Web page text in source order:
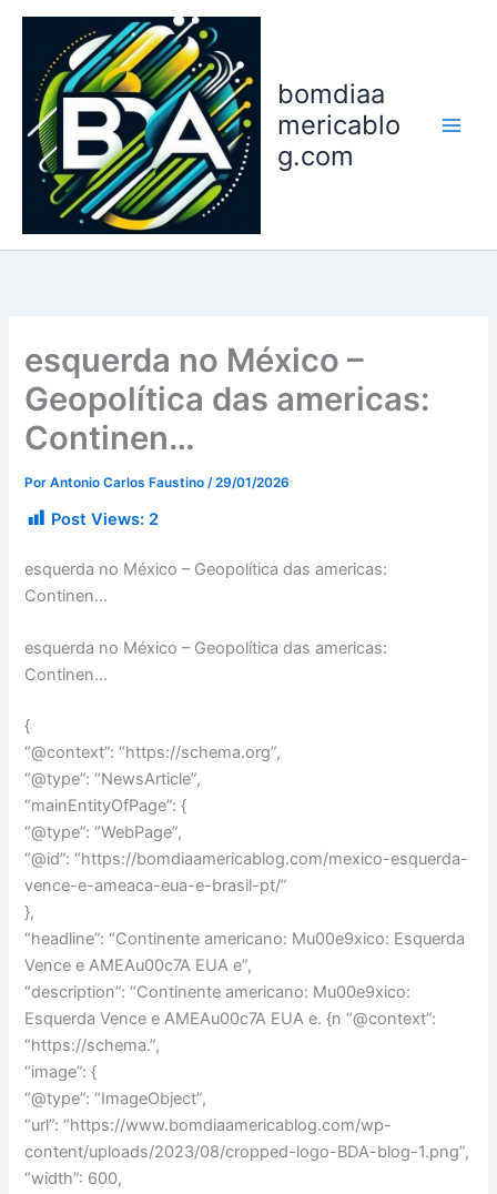
conteúdo
bomdiaa
mericablo
g.com
esquerda no México –
Geopolítica das americas:
Continen…
PorAntonio Carlos Faustino /29/01/2026
Post Views: 2
esquerda no México – Geopolítica das americas:
Continen…
esquerda no México – Geopolítica das americas:
Continen…
{
“@context”: “https://schema.org”,
“@type”: “NewsArticle”,
“mainEntityOfPage”: {
“@type”: “WebPage”,
“@id”: “https://bomdiaamericablog.com/mexico-esquerda-
vence-e-ameaca-eua-e-brasil-pt/”
},
“headline”: “Continente americano: Mu00e9xico: Esquerda
Vence e AMEAu00c7A EUA e”,
“description”: “Continente americano: Mu00e9xico:
Esquerda Vence e AMEAu00c7A EUA e. {n “@context”:
“https://schema.”,
“image”: {
“@type”: “ImageObject”,
“url”: “https://www.bomdiaamericablog.com/wp-
content/uploads/2023/08/cropped-logo-BDA-blog-1.png”,
“width”: 600,